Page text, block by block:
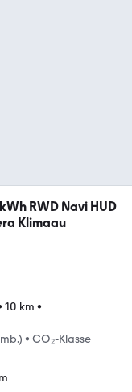
RWD Navi HUD
Klimaau
10 km •
• CO₂-Klasse